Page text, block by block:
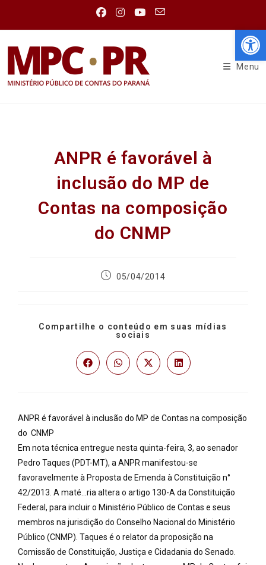
Menu
ANPR é favorável à
inclusão do MP de
Contas na composição
do CNMP
05/04/2014
Compartilhe o conteúdo em suas mídias
sociais
ANPR é favorável à inclusão do MP de Contas na composição
do CNMP
Em nota técnica entregue nesta quinta-feira, 3, ao senador
Pedro Taques (PDT-MT), a ANPR manifestou-se
favoravelmente à Proposta de Emenda à Constituição n°
42/2013. A maté…ria altera o artigo 130-A da Constituição
Federal, para incluir o Ministério Público de Contas e seus
membros na jurisdição do Conselho Nacional do Ministério
Público (CNMP). Taques é o relator da proposição na
Comissão de Constituição, Justiça e Cidadania do Senado.